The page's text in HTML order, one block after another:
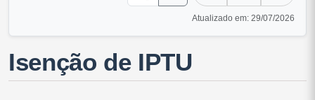
Atualizado em: 29/07/2026
Isenção de IPTU